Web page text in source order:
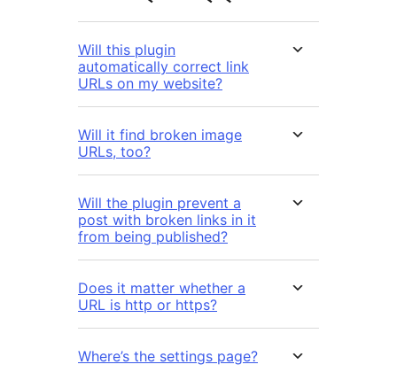
Will this plugin
automatically correct link
URLs on my website?
Will it find broken image
URLs, too?
Will the plugin prevent a
post with broken links in it
from being published?
Does it matter whether a
URL is http or https?
Where’s the settings page?